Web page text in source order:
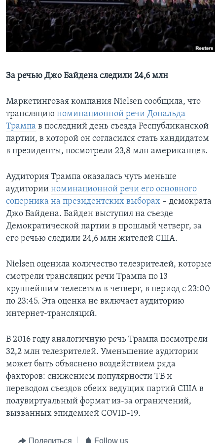
Learning English
СОЦИАЛЬНЫЕ СЕТИ
За речью Джо Байдена следили 24,6 млн
Маркетинговая компания Nielsen сообщила, что
трансляцию номинационной речи Дональда
Трампа в последний день съезда Республиканской
партии, в которой он согласился стать кандидатом
в президенты, посмотрели 23,8 млн американцев.
Аудитория Трампа оказалась чуть меньше
аудитории номинационной речи его основного
соперника на президентских выборах – демократа
Джо Байдена. Байден выступил на съезде
Демократической партии в прошлый четверг, за
его речью следили 24,6 млн жителей США.
Nielsen оценила количество телезрителей, которые
смотрели трансляции речи Трампа по 13
крупнейшим телесетям в четверг, в период с 23:00
по 23:45. Эта оценка не включает аудиторию
интернет-трансляций.
В 2016 году аналогичную речь Трампа посмотрели
32,2 млн телезрителей. Уменьшение аудитории
может быть объяснено воздействием ряда
факторов: снижением популярности ТВ и
переводом съездов обеих ведущих партий США в
полувиртуальный формат из-за ограничений,
вызванных эпидемией COVID-19.
Поделиться Follow us